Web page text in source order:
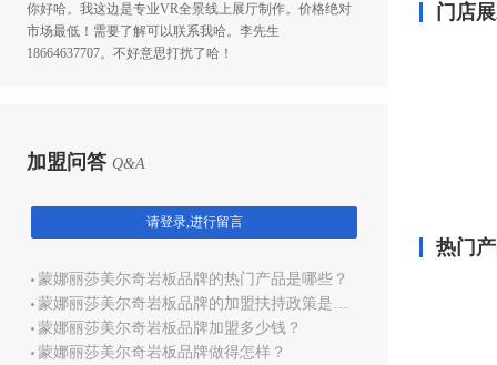
你好哈。我这边是专业VR全景线上展厅制作。价格绝对
市场最低！需要了解可以联系我哈。李先生
18664637707。不好意思打扰了哈！
加盟问答 Q&A
请登录,进行留言
蒙娜丽莎美尔奇岩板品牌的热门产品是哪些？
蒙娜丽莎美尔奇岩板品牌的加盟扶持政策是哪些？
蒙娜丽莎美尔奇岩板品牌加盟多少钱？
蒙娜丽莎美尔奇岩板品牌做得怎样？
门店
热门